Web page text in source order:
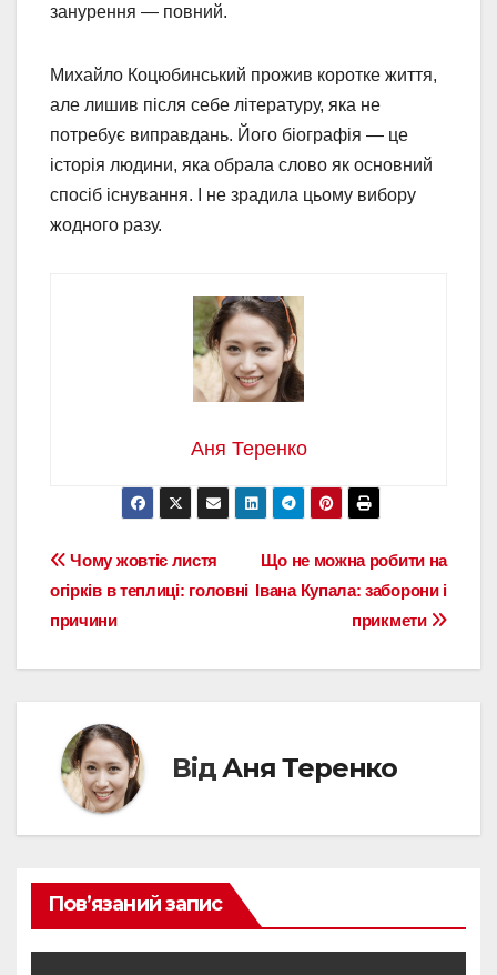
занурення — повний.
Михайло Коцюбинський прожив коротке життя,
але лишив після себе літературу, яка не
потребує виправдань. Його біографія — це
історія людини, яка обрала слово як основний
спосіб існування. І не зрадила цьому вибору
жодного разу.
Аня Теренко
Навігація
записів
Що не можна робити на
Івана Купала: заборони і
прикмети
Чому жовтіє листя
огірків в теплиці: головні
причини
ВідАня Теренко
Пов’язаний запис